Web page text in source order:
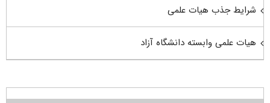
شرایط جذب هیات علمی
هیات علمی وابسته دانشگاه آزاد